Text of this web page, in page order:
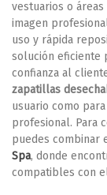
vestuarios o
imagen
uso y rápida
solución eficiente
confianza al
zapatillas
usuario como
profesional. Para
puedes combinar
Spa, donde
compatibles con